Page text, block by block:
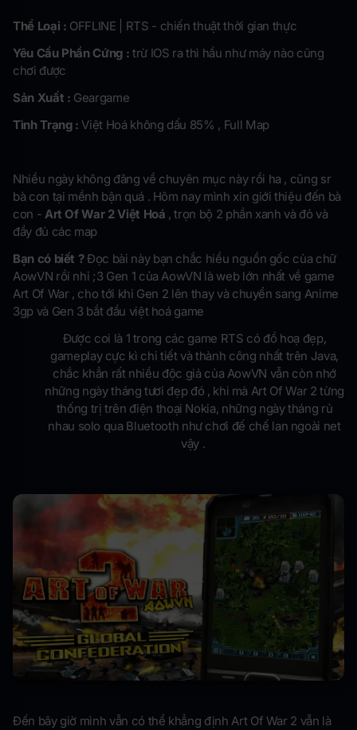
Thể Loại : OFFLINE | RTS - chiến thuật thời gian thực
Yêu Cầu Phần Cứng : trừ IOS ra thì hầu như máy nào cũng
chơi được
Sản Xuất : Geargame
Tình Trạng :Việt Hoá không dấu 85% , Full Map
Nhiều ngày không đăng về chuyên mục này rồi ha , cũng sr
bà con tại mềnh bận quá . Hôm nay mình xin giới thiệu đến bà
con - Art Of War 2 Việt Hoá , trọn bộ 2 phần xanh và đỏ và
đầy đủ các map
Bạn có biết ?Đọc bài này bạn chắc hiểu nguồn gốc của chữ
AowVN rồi nhỉ ;3 Gen 1 của AowVN là web lớn nhất về game
Art Of War , cho tới khi Gen 2 lên thay và chuyển sang Anime
3gp và Gen 3 bắt đầu việt hoá game
Được coi là 1 trong các game RTS có đồ hoạ đẹp,
gameplay cực kì chi tiết và thành công nhất trên Java,
chắc khẳn rất nhiều độc giả của AowVN vẫn còn nhớ
những ngày tháng tươi đẹp đó , khi mà Art Of War 2 từng
thống trị trên điện thoại Nokia, những ngày tháng rủ
nhau solo qua Bluetooth như chơi đế chế lan ngoài net
vậy .
Đến bây giờ mình vẫn có thể khẳng định Art Of War 2 vẫn là